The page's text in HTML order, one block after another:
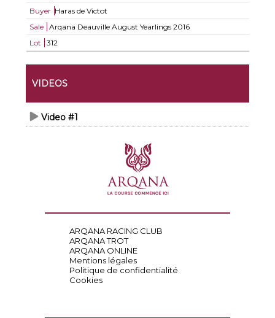
Buyer Haras de Victot
Sale
Arqana Deauville August Yearlings 2016
Lot
312
VIDEOS
Video #1
ARQANA RACING CLUB
ARQANA TROT
ARQANA ONLINE
Mentions légales
Politique de confidentialité
Cookies